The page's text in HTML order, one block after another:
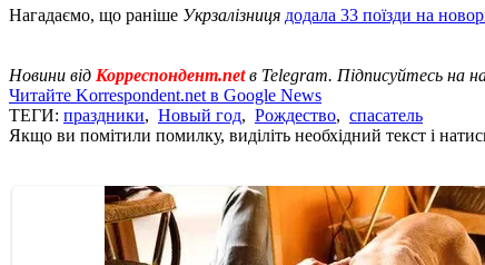
Нагадаємо, що раніше Укрзалізниця додала 33 поїзди на
Новини від Корреспондент.netв Telegram. Підписуйтесь на
Читайте Korrespondent.net в Google News
ТЕГИ: праздники, Новый год, Рождество, спасатель
Якщо ви помітили помилку, виділіть необхідний текст і